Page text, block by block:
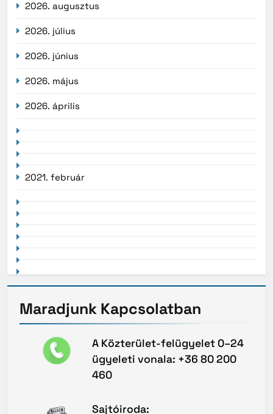
2026. augusztus
2026. július
2026. június
2026. május
2026. április
2021. február
Maradjunk Kapcsolatban
A Közterület-felügyelet 0–24
ügyeleti vonala: +36 80 200
460
Sajtóiroda: